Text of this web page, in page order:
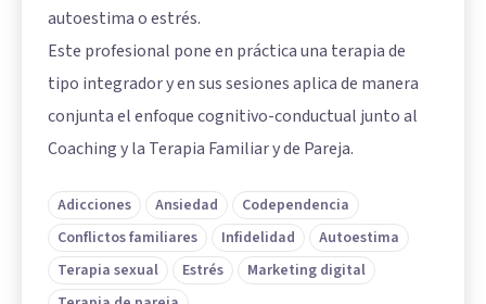
autoestima o estrés.
Este profesional pone en práctica una terapia de
tipo integrador y en sus sesiones aplica de manera
conjunta el enfoque cognitivo-conductual junto al
Coaching y la Terapia Familiar y de Pareja.
Adicciones Ansiedad
Codependencia
Conflictos familiares
Infidelidad
Autoestima
Terapia sexual
Estrés
Marketing digital